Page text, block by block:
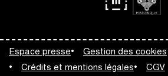
Musée
de
France
Historique
Espace presse
Gestion des cookies
Crédits et mentions légales
CGV